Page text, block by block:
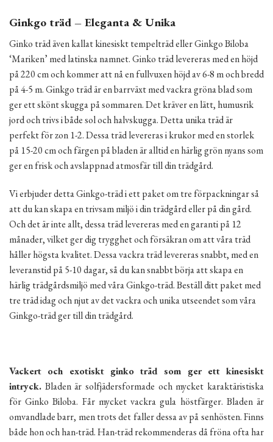
Ginkgo träd – Eleganta & Unika
Ginko träd även kallat kinesiskt tempelträd eller Ginkgo Biloba
‘Mariken’ med latinska namnet. Ginko träd levereras med en höjd
på 220 cm och kommer att nå en fullvuxen höjd av 6-8 m och bredd
på 4-5 m. Ginkgo träd är en barrväxt med vackra gröna blad som
ger ett skönt skugga på sommaren. Det kräver en lätt, humusrik
jord och trivs i både sol och halvskugga. Detta unika träd är
perfekt för zon 1-2. Dessa träd levereras i krukor med en storlek
på 15-20 cm och färgen på bladen är alltid en härlig grön nyans som
ger en frisk och avslappnad atmosfär till din trädgård.
Vi erbjuder detta Ginkgo-träd i ett paket om tre förpackningar så
att du kan skapa en trivsam miljö i din trädgård eller på din gård.
Och det är inte allt, dessa träd levereras med en garanti på 12
månader, vilket ger dig trygghet och försäkran om att våra träd
håller högsta kvalitet. Dessa vackra träd levereras snabbt, med en
leveranstid på 5-10 dagar, så du kan snabbt börja att skapa en
härlig trädgårdsmiljö med våra Ginkgo-träd. Beställ ditt paket med
tre träd idag och njut av det vackra och unika utseendet som våra
Ginkgo-träd ger till din trädgård.
Vackert och exotiskt ginko träd som ger ett kinesiskt
intryck. Bladen är solfjädersformade och mycket karaktäristiska
för Ginko Biloba. Får mycket vackra gula höstfärger. Bladen är
omvandlade barr, men trots det faller dessa av på senhösten. Finns
både hon och han-träd. Han-träd rekommenderas då fröna ofta har